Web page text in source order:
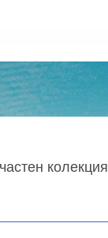
колекция